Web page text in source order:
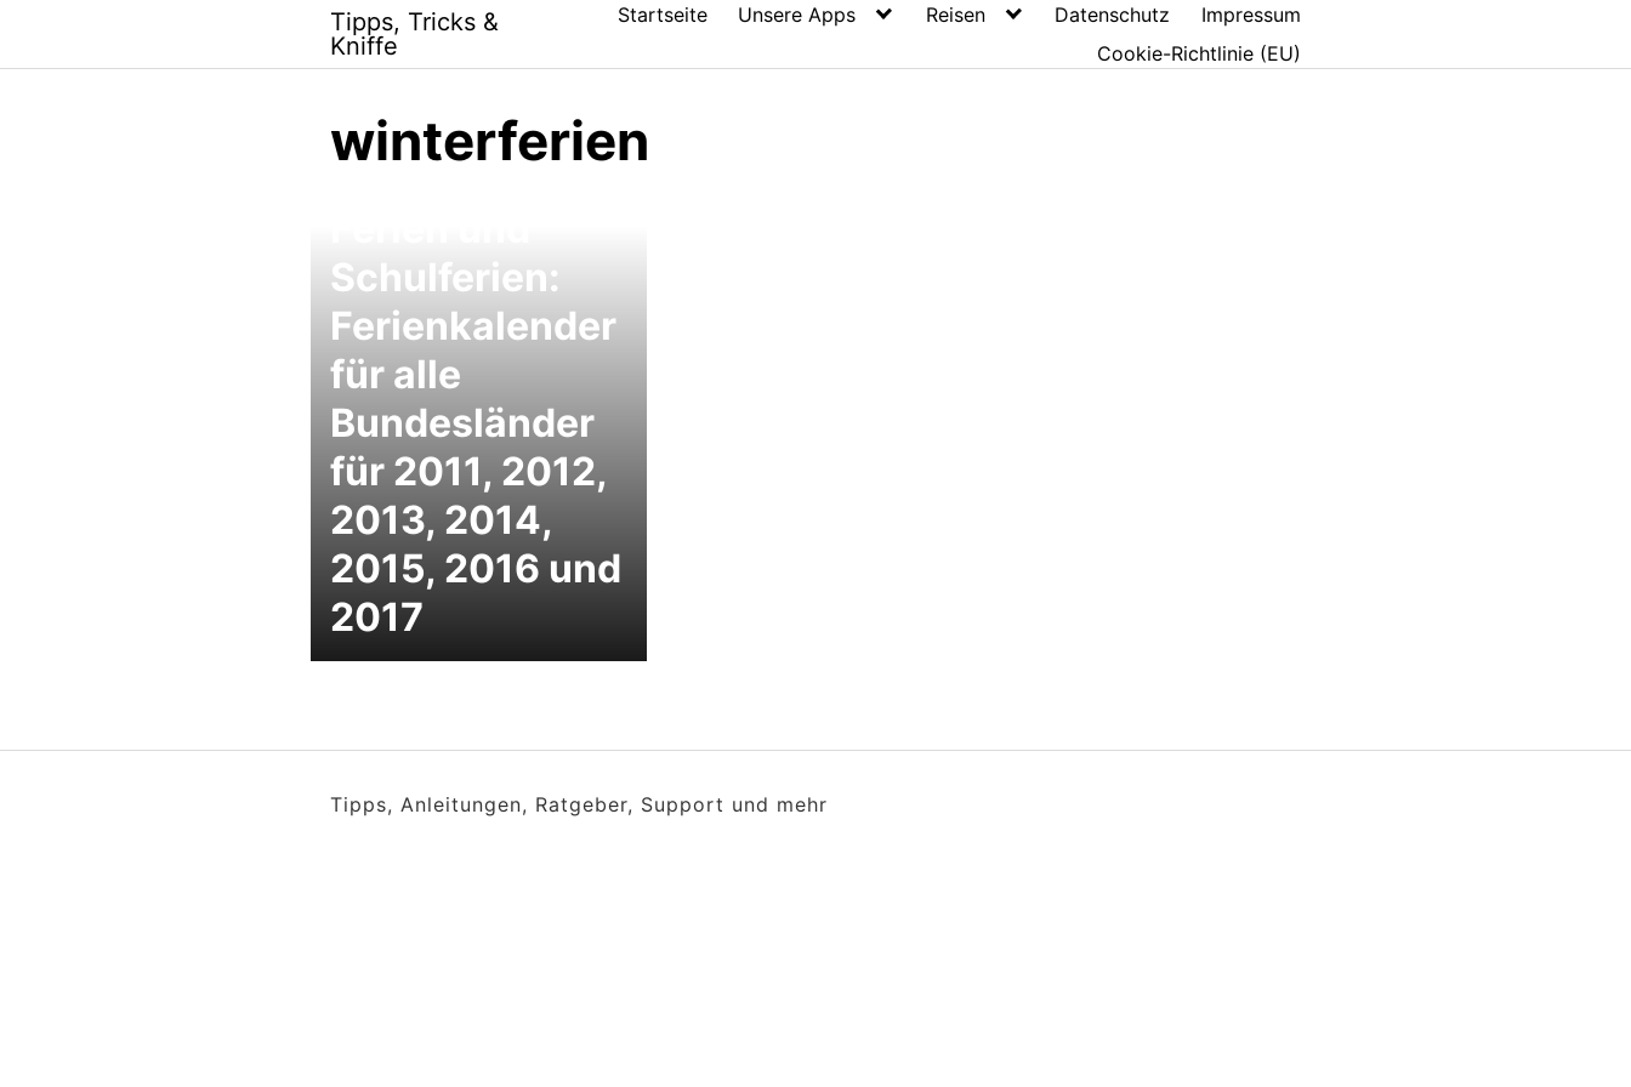
content
Tipps, Tricks &
Kniffe
Startseite Unsere Apps Reisen Datenschutz
Impressum
Cookie-Richtlinie (EU)
winterferien
Schulferien:
Ferienkalender
für alle
Bundesländer
für 2011, 2012,
2013, 2014,
2015, 2016 und
2017
Tipps, Anleitungen, Ratgeber, Support und mehr